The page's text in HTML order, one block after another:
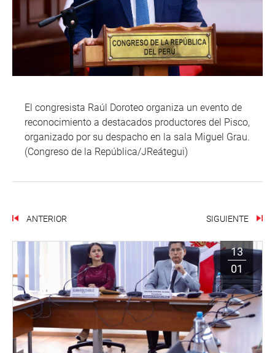
El congresista Raúl Doroteo organiza un evento de
reconocimiento a destacados productores del Pisco,
organizado por su despacho en la sala Miguel Grau.
(Congreso de la República/JReátegui)
ANTERIOR SIGUIENTE
13
01